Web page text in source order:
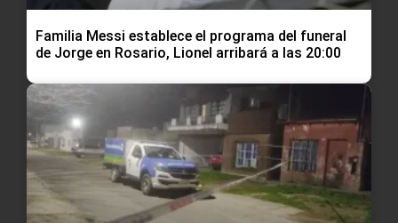
Familia Messi establece el programa del funeral
de Jorge en Rosario, Lionel arribará a las 20:00